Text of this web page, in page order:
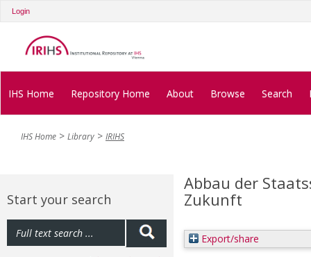
Login
IHS Home Repository Home About Browse Search
IHS Home Library IRIHS
Start your search
Abbau der
Zukunft
Export/share